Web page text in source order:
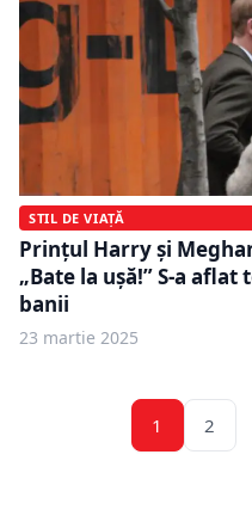
STIL DE VIAȚĂ
Prințul Harry și
„Bate la ușă!” S-a
banii
23 martie 2025
1 2